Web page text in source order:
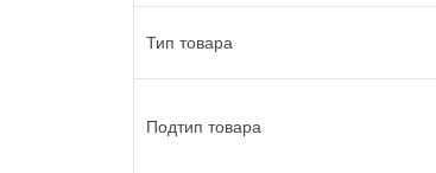
Тип товара
Подтип товара